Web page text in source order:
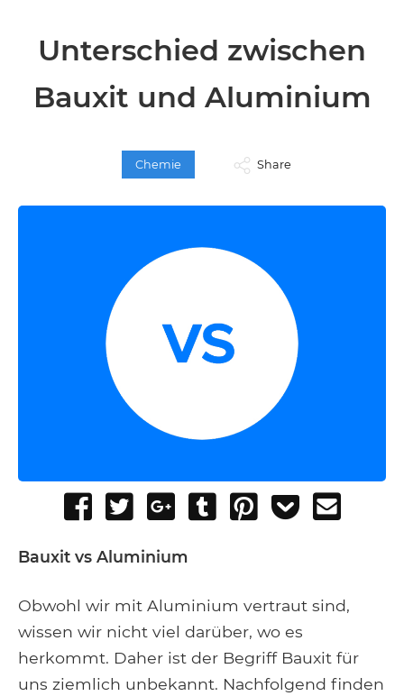
Unterschied zwischen
Bauxit und Aluminium
Chemie Share
Share
Facebook
Tweet
Share
Google+
Post
Pin
Add
Bauxit vs Aluminium
Obwohl wir mit Aluminium vertraut sind,
wissen wir nicht viel darüber, wo es
herkommt. Daher ist der Begriff Bauxit für
uns ziemlich unbekannt. Nachfolgend finden